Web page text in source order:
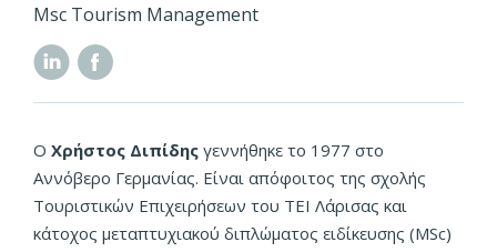
Msc Tourism Management
Ο Χρήστος Διπίδης γεννήθηκε το 1977 στο
Αννόβερο Γερμανίας. Είναι απόφοιτος της σχολής
Τουριστικών Επιχειρήσεων του ΤΕΙ Λάρισας και
κάτοχος μεταπτυχιακού διπλώματος ειδίκευσης (MSc)